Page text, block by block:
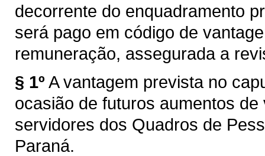
decorrente do enquadramento
será pago em código de
remuneração, assegurada a
§ 1º A vantagem prevista no
ocasião de futuros aumentos
servidores dos Quadros de
Paraná.